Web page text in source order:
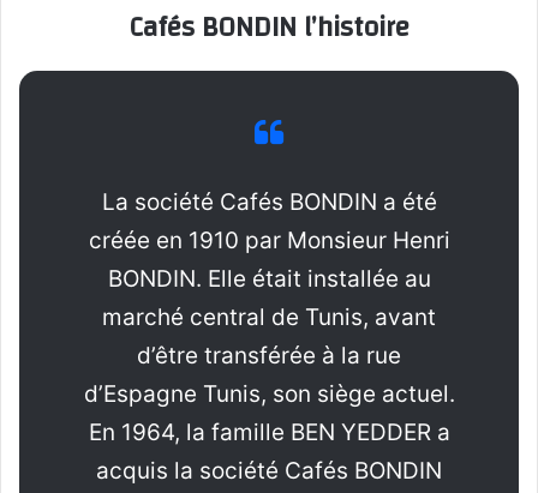
Cafés BONDIN l’histoire
La société Cafés BONDIN a été
créée en 1910 par Monsieur Henri
BONDIN. Elle était installée au
marché central de Tunis, avant
d’être transférée à la rue
d’Espagne Tunis, son siège actuel.
En 1964, la famille BEN YEDDER a
acquis la société Cafés BONDIN